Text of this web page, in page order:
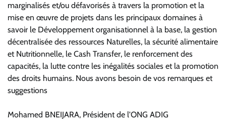
marginalisés et/ou défavorisés à travers la promotion et la
mise en œuvre de projets dans les principaux domaines à
savoir le Développement organisationnel à la base, la gestion
décentralisée des ressources Naturelles, la sécurité alimentaire
et Nutritionnelle, le Cash Transfer, le renforcement des
capacités, la lutte contre les inégalités sociales et la promotion
des droits humains. Nous avons besoin de vos remarques et
suggestions
Mohamed BNEIJARA, Président de l'ONG ADIG